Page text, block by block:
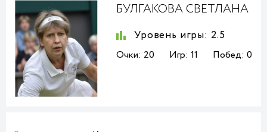
БУЛГАКОВА СВЕТЛАНА
Уровень игры: 2.5
Очки: 20 Игр: 11 Побед: 0